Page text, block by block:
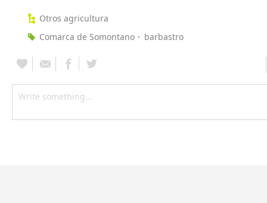
Otros agricultura
Comarca de Somontano
barbastro